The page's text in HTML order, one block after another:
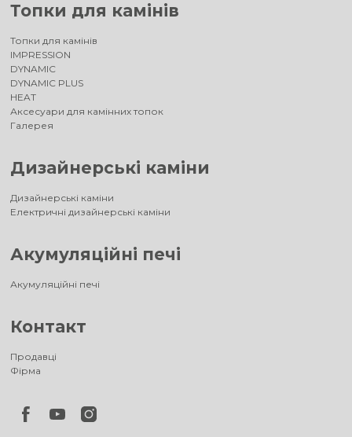
Топки для камінів
Топки для камінів
IMPRESSION
DYNAMIC
DYNAMIC PLUS
HEAT
Аксесуари для камінних топок
Галерея
Дизайнерські каміни
Дизайнерські каміни
Електричні дизайнерські каміни
Акумуляційні печі
Акумуляційні печі
Контакт
Продавці
Фірма